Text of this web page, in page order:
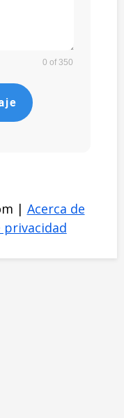
0 of 350
| Acerca de
privacidad